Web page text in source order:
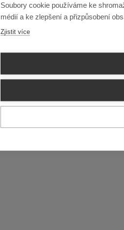
Soubory cookie používáme ke
médií a ke zlepšení a přizpůsobení
Zjistit více